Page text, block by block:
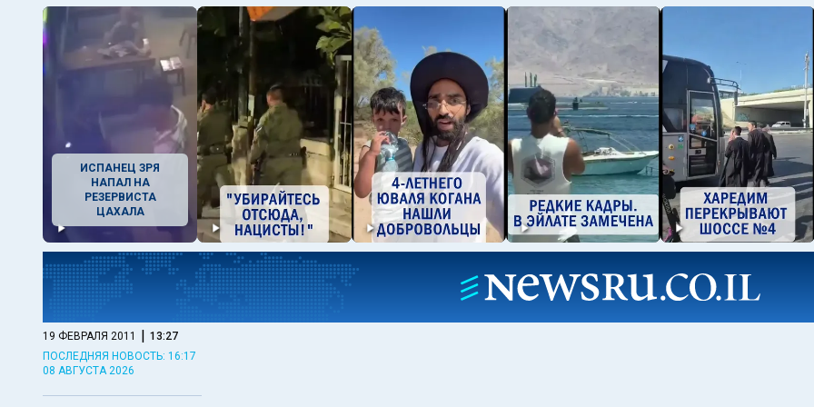
ИСПАНЕЦ ЗРЯ
НАПАЛ НА
РЕЗЕРВИСТА
ЦАХАЛА
19 ФЕВРАЛЯ 2011 | 13:27
ПОСЛЕДНЯЯ НОВОСТЬ: 16:17
08 АВГУСТА 2026